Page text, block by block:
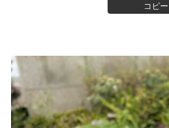
コピー